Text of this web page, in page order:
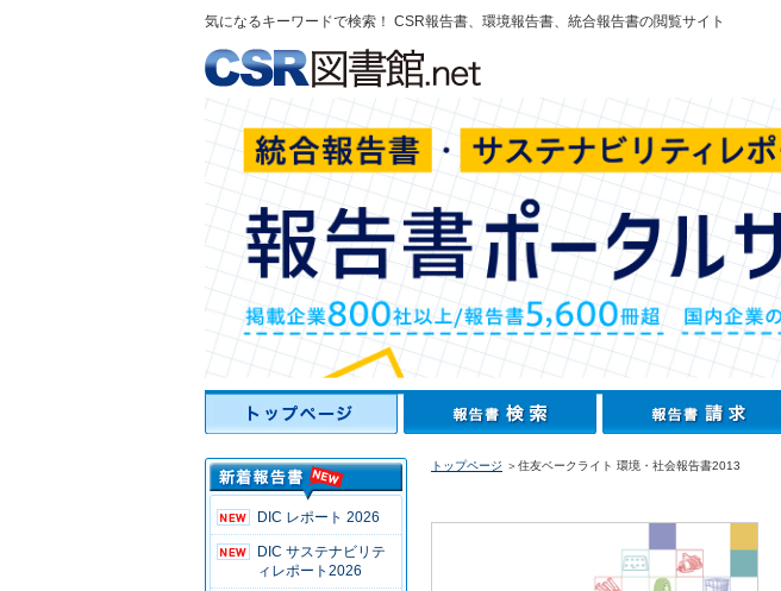
気になるキーワードで検索！ CSR報告書、環境報告書、統合報告書の閲覧サイト
DIC レポート 2026
DIC サステナビリテ
ィレポート2026
トップページ ＞住友ベークライト 環境・社会報告書2013